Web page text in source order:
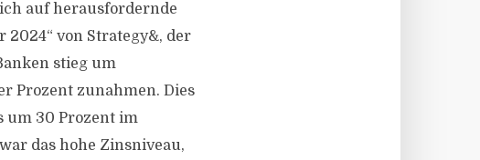
auf herausfordernde
2024“ von Strategy&, der
stieg um
Prozent zunahmen. Dies
um 30 Prozent im
das hohe Zinsniveau,